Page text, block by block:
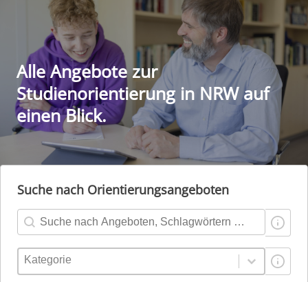
Alle Angebote zur
Studienorientierung in NRW auf
einen Blick.
Suche nach Orientierungsangeboten
Suche
Search content
Kategorien
Select content